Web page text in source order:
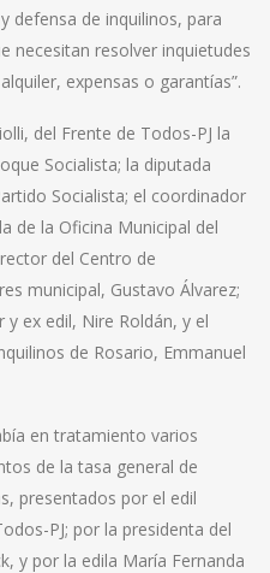
defensa de inquilinos, para
necesitan resolver inquietudes
expensas o garantías”.
del Frente de Todos-PJ la
Socialista; la diputada
Socialista; el coordinador
de la Oficina Municipal del
del Centro de
municipal, Gustavo Álvarez;
ex edil, Nire Roldán, y el
de Rosario, Emmanuel
en tratamiento varios
de la tasa general de
presentados por el edil
PJ; por la presidenta del
y por la edila María Fernanda